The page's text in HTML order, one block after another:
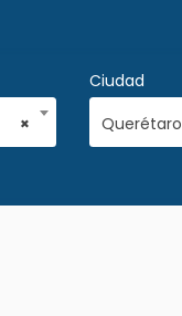
×
Ciudad
Querétaro